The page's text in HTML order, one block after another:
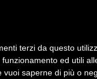
terzi da questo
ed utili
vuoi saperne di più o